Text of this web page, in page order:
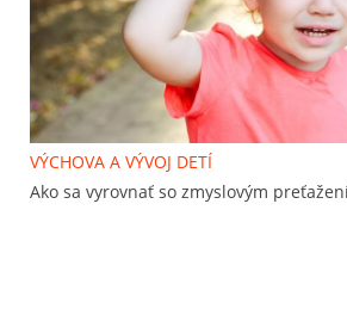
VÝCHOVA A VÝVOJ DETÍ
Ako sa vyrovnať so zmyslovým